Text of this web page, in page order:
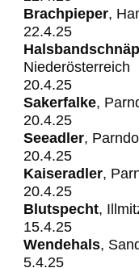
Brachpieper,
22.4.25
Niederösterreich
20.4.25
Sakerfalke,
20.4.25
Seeadler,
20.4.25
Kaiseradler,
20.4.25
Blutspecht,
15.4.25
Wendehals,
5.4.25